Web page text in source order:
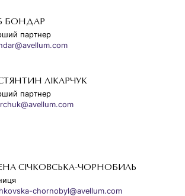
БОНДАР
партнер
ЛІКАРЧУК
партнер
СІЧКОВСЬКА-ЧОРНОБИЛЬ
chornobyl@avellum.com